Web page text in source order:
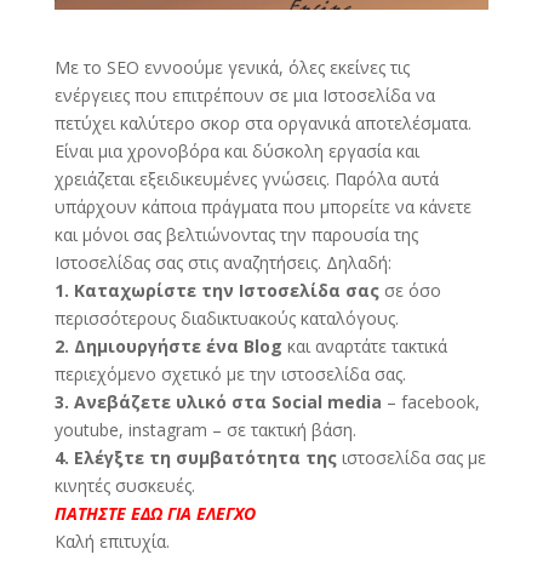
Με το SEO εννοούμε γενικά, όλες εκείνες τις
ενέργειες που επιτρέπουν σε μια Ιστοσελίδα να
πετύχει καλύτερο σκορ στα οργανικά αποτελέσματα.
Είναι μια χρονοβόρα και δύσκολη εργασία και
χρειάζεται εξειδικευμένες γνώσεις. Παρόλα αυτά
υπάρχουν κάποια πράγματα που μπορείτε να κάνετε
και μόνοι σας βελτιώνοντας την παρουσία της
Ιστοσελίδας σας στις αναζητήσεις. Δηλαδή:
1. Καταχωρίστε την Ιστοσελίδα σαςσε όσο
περισσότερους διαδικτυακούς καταλόγους.
2. Δημιουργήστε ένα Βlog και αναρτάτε τακτικά
περιεχόμενο σχετικό με την ιστοσελίδα σας.
3. Ανεβάζετε υλικό στα Social media – facebook,
youtube, instagram – σε τακτική βάση.
4. Ελέγξτε τη συμβατότητα τηςιστοσελίδα σας με
κινητές συσκευές.
ΠΑΤΗΣΤΕ ΕΔΩ ΓΙΑ ΕΛΕΓΧΟ
Καλή επιτυχία.